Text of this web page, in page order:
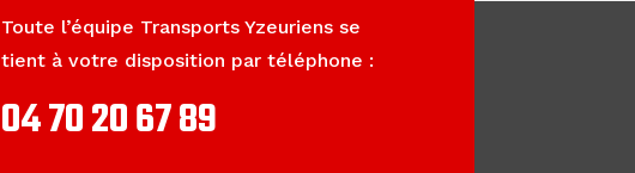
Toute l’équipe Transports Yzeuriens se
tient à votre disposition par téléphone :
04 70 20 67 89